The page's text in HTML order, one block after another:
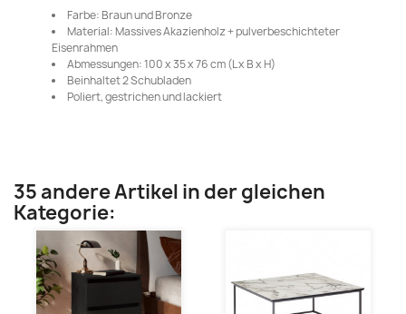
Farbe: Braun und Bronze
Material: Massives Akazienholz + pulverbeschichteter
Eisenrahmen
Abmessungen: 100 x 35 x 76 cm (L x B x H)
Beinhaltet 2 Schubladen
Poliert, gestrichen und lackiert
35 andere Artikel in der gleichen
Kategorie: